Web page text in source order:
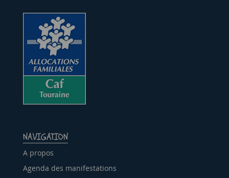
NAVIGATION
A propos
Agenda des manifestations